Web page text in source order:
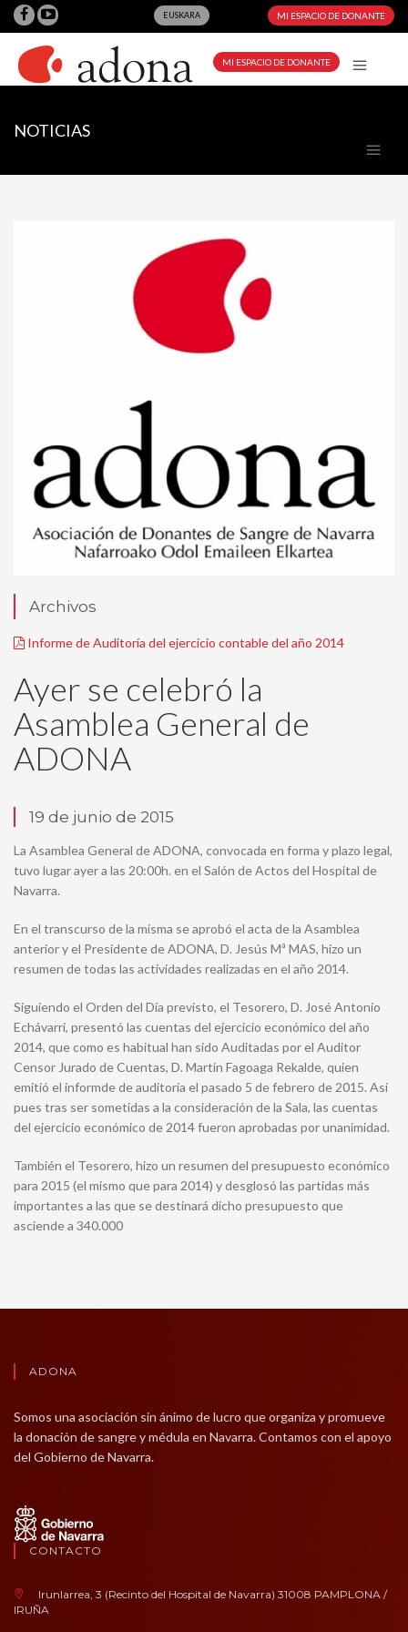
EUSKARA MI ESPACIO DE DONANTE
MI ESPACIO DE DONANTE
NOTICIAS
Archivos
Informe de Auditoría del ejercicio contable del año 2014
Ayer se celebró la
Asamblea General de
ADONA
19 de junio de 2015
La Asamblea General de ADONA, convocada en forma y plazo legal,
tuvo lugar ayer a las 20:00h. en el Salón de Actos del Hospital de
Navarra.
En el transcurso de la misma se aprobó el acta de la Asamblea
anterior y el Presidente de ADONA, D. Jesús Mª MAS, hizo un
resumen de todas las actividades realizadas en el año 2014.
Siguiendo el Orden del Día previsto, el Tesorero, D. José Antonio
Echávarri, presentó las cuentas del ejercicio económico del año
2014, que como es habitual han sido Auditadas por el Auditor
Censor Jurado de Cuentas, D. Martín Fagoaga Rekalde, quien
emitió el informde de auditoría el pasado 5 de febrero de 2015. Así
pues tras ser sometidas a la consideración de la Sala, las cuentas
del ejercicio económico de 2014 fueron aprobadas por unanimidad.
También el Tesorero, hizo un resumen del presupuesto económico
para 2015 (el mismo que para 2014) y desglosó las partidas más
importantes a las que se destinará dicho presupuesto que
asciende a 340.000
ADONA
Somos una asociación sin ánimo de lucro que organiza y promueve
la donación de sangre y médula en Navarra. Contamos con el apoyo
del Gobierno de Navarra.
CONTACTO
Irunlarrea, 3 (Recinto del Hospital de Navarra) 31008 PAMPLONA /
IRUÑA